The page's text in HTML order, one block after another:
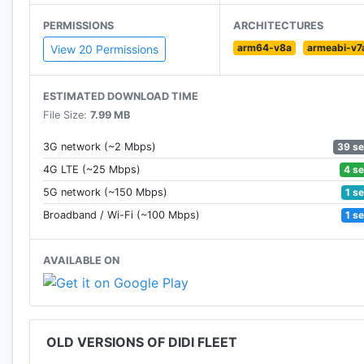
ATENCIÓN INMEDIATA
Nuestros canales de comunicación están abiertos 24
que estará disponible desde la propia app, para
¿Dudas sobre DiDi? Contactanos al teléfono 4002
PERMISSIONS
View 20 Permissions
ARCHITECTURES
arm64-v8a
armeabi-
ESTIMATED DOWNLOAD TIME
File Size: 7.99 MB
3G network (~2 Mbps)
39
4G LTE (~25 Mbps)
4
5G network (~150 Mbps)
1
Broadband / Wi-Fi (~100 Mbps)
1
AVAILABLE ON
OLD VERSIONS OF DIDI FLEET